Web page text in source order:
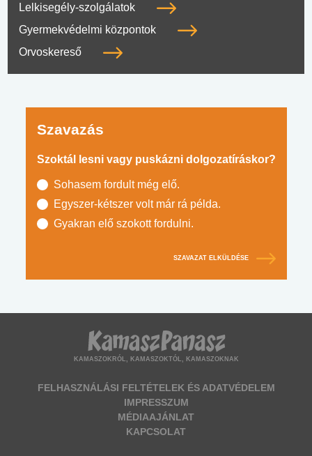
Lelkisegély-szolgálatok
Gyermekvédelmi központok
Orvoskereső
Szavazás
Szoktál lesni vagy puskázni dolgozatíráskor?
Sohasem fordult még elő.
Egyszer-kétszer volt már rá példa.
Gyakran elő szokott fordulni.
SZAVAZAT ELKÜLDÉSE
KAMASZOKRÓL, KAMASZOKTÓL, KAMASZOKNAK
FELHASZNÁLÁSI FELTÉTELEK ÉS ADATVÉDELEM
IMPRESSZUM
MÉDIAAJÁNLAT
KAPCSOLAT